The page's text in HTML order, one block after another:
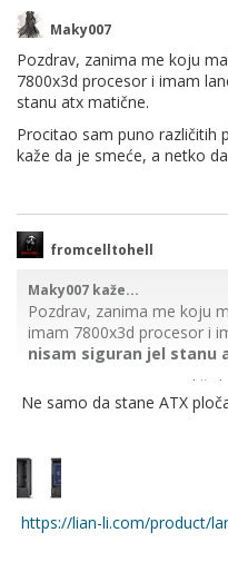
Maky007
Pozdrav, zanima me koju
7800x3d procesor i imam
stanu atx matične.
Procitao sam puno različitih
kaže da je smeće, a netko
fromcelltohell
Maky007 kaže...
Pozdrav, zanima me koju
imam 7800x3d procesor i
nisam siguran jel stanu
Procitao sam puno
netko kaže da je smeće, a
Ne samo da stane ATX
https://lian-li.com/product/